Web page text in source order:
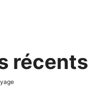
récents